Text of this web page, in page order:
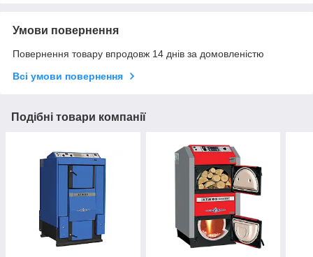
Умови повернення
Повернення товару впродовж 14 днів за домовленістю
Всі умови повернення
Подібні товари компанії